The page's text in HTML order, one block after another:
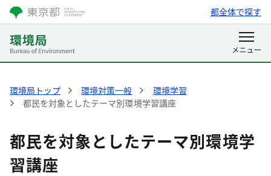
都全体で探す
環境局トップ 環境対策一般
環境学習
都民を対象としたテーマ別環境学習講座
都民を対象としたテーマ別環境学
習講座